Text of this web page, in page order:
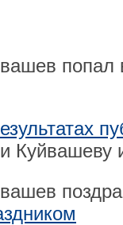
попал
Куйвашеву